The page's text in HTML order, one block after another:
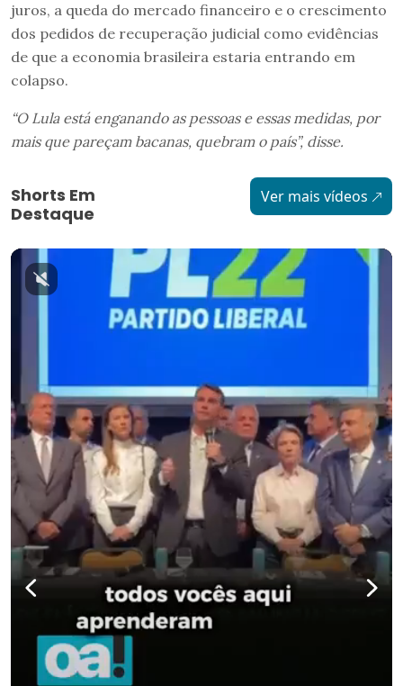
juros, a queda do mercado financeiro e o crescimento
dos pedidos de recuperação judicial como evidências
de que a economia brasileira estaria entrando em
colapso.
“O Lula está enganando as pessoas e essas medidas, por
mais que pareçam bacanas, quebram o país”, disse.
Shorts Em
Destaque
Ver mais vídeos